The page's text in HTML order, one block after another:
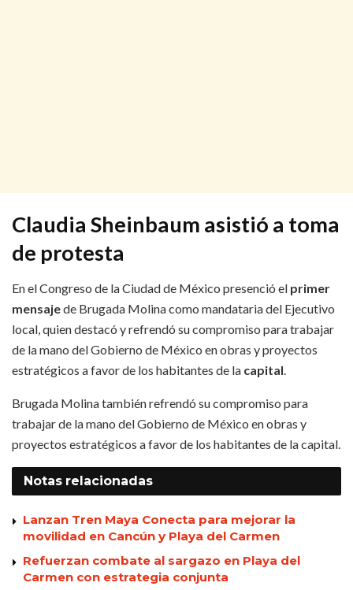
Claudia Sheinbaum asistió a toma
de protesta
En el Congreso de la Ciudad de México presenció el primer
mensajede Brugada Molina como mandataria del Ejecutivo
local, quien destacó y refrendó su compromiso para trabajar
de la mano del Gobierno de México en obras y proyectos
estratégicos a favor de los habitantes de la capital.
Brugada Molina también refrendó su compromiso para
trabajar de la mano del Gobierno de México en obras y
proyectos estratégicos a favor de los habitantes de la capital.
Notas relacionadas
Lanzan Tren Maya Conecta para mejorar la
movilidad en Cancún y Playa del Carmen
Refuerzan combate al sargazo en Playa del
Carmen con estrategia conjunta